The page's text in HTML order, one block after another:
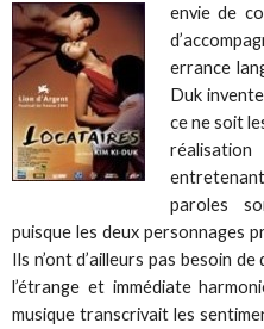
envie de
errance
Duk
ce ne soit
paroles
puisque les deux personnages
Ils n’ont d’ailleurs pas besoin
l’étrange et immédiate
musique transcrivait les